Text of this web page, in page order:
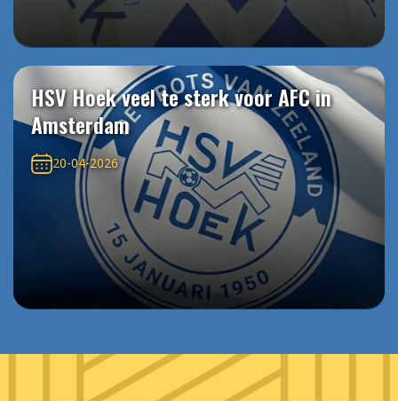
HSV Hoek veel te sterk voor AFC in
Amsterdam
20-04-2026